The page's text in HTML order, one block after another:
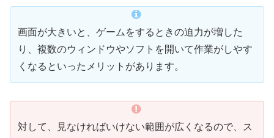
画面が大きいと、ゲームをするときの迫力が増した
り、複数のウィンドウやソフトを開いて作業がしやす
くなるといったメリットがあります。
対して、見なければいけない範囲が広くなるので、ス